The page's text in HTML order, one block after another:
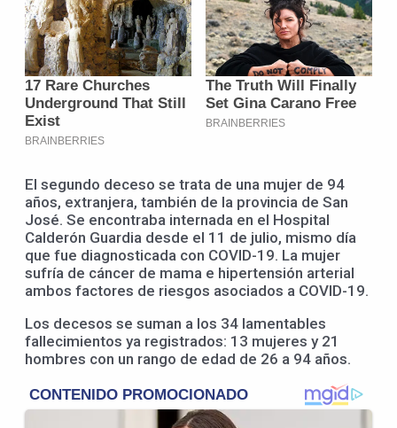
El segundo deceso se trata de una mujer de 94
años, extranjera, también de la provincia de San
José. Se encontraba internada en el Hospital
Calderón Guardia desde el 11 de julio, mismo día
que fue diagnosticada con COVID-19. La mujer
sufría de cáncer de mama e hipertensión arterial
ambos factores de riesgos asociados a COVID-19.
Los decesos se suman a los 34 lamentables
fallecimientos ya registrados: 13 mujeres y 21
hombres con un rango de edad de 26 a 94 años.